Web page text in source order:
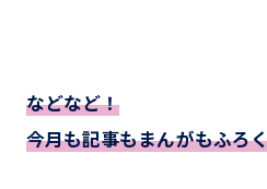
などなど！
今月も記事もまんがもふろ